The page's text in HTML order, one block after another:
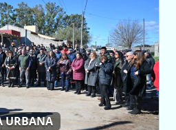
URBANA